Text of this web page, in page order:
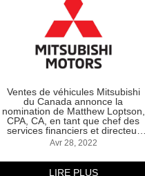
Ventes de véhicules Mitsubishi
du Canada annonce la
nomination de Matthew Loptson,
CPA, CA, en tant que chef des
services financiers et directeur
du conseil d’administration
Avr 28, 2022
LIRE PLUS